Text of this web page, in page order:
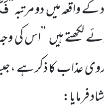
کے واقعہ میں دو مرتبہ’’
لکھتے ہیں ’’اس کی
عذاب کا ذکر ہے
فرمایا: